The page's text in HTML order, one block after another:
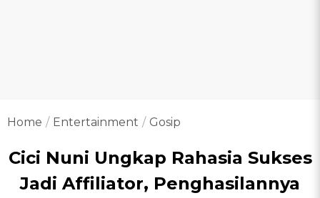
Home Entertainment Gosip
Cici Nuni Ungkap Rahasia Sukses
Jadi Affiliator, Penghasilannya